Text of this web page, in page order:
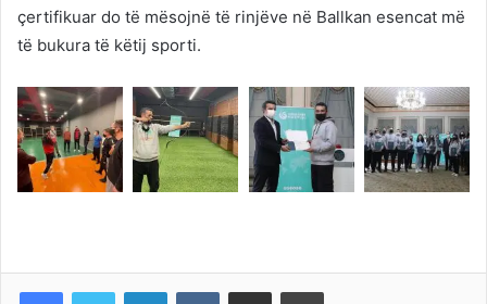
çertifikuar do të mësojnë të rinjëve në Ballkan esencat më
të bukura të këtij sporti.
LinkedInVKontakteShare via Email Print